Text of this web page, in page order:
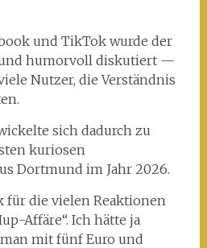
und TikTok wurde der
humorvoll diskutiert —
Nutzer, die Verständnis
sich dadurch zu
kuriosen
Dortmund im Jahr 2026.
für die vielen Reaktionen
Affäre“. Ich hätte ja
mit fünf Euro und